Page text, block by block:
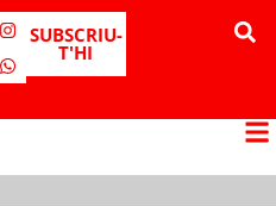
SUBSCRIU-
T'HI